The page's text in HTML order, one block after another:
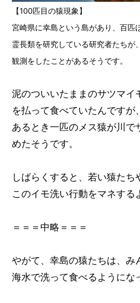
【100匹目の猿現象】
宮崎県に幸島という島があり、百匹
霊長類を研究している研究者たちが
観測をしたことがあるそうです。
泥のついいたままのサツマイ
を払って食べていたんですが、
あるとき一匹のメス猿が川
めたそうです。
しばらくすると、若い猿たち
このイモ洗い行動をマネする
＝＝＝中略＝＝＝
やがて、幸島の猿たちは、み
海水で洗って食べるようにな